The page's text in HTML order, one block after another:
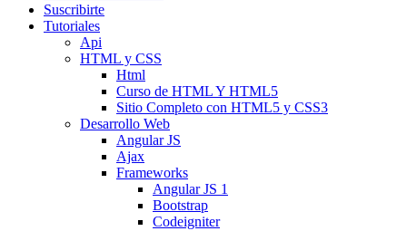
Suscribirte
Tutoriales
Api
HTML y CSS
Html
Curso de HTML Y HTML5
Sitio Completo con HTML5 y CSS3
Desarrollo Web
Angular JS
Ajax
Frameworks
Angular JS 1
Bootstrap
Codeigniter